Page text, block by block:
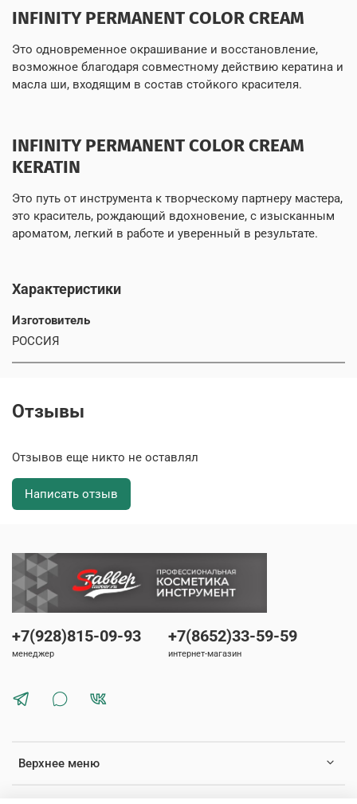
INFINITY PERMANENT COLOR CREAM
Это одновременное окрашивание и восстановление,
возможное благодаря совместному действию кератина и
масла ши, входящим в состав стойкого красителя.
INFINITY PERMANENT COLOR CREAM
KERATIN
Это путь от инструмента к творческому партнеру мастера,
это краситель, рождающий вдохновение, с изысканным
ароматом, легкий в работе и уверенный в результате.
Характеристики
Изготовитель
РОССИЯ
Отзывы
Отзывов еще никто не оставлял
Написать отзыв
Верхнее меню
+7(928)815-09-93
менеджер
+7(8652)33-59-59
интернет-магазин